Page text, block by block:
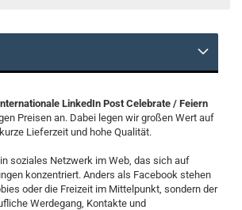
LinkedIn Post Celebrate / Feiern
Preisen an. Dabei legen wir großen Wert auf
Lieferzeit und hohe Qualität.
soziales Netzwerk im Web, das sich auf
konzentriert. Anders als Facebook stehen
oder die Freizeit im Mittelpunkt, sondern der
Werdegang, Kontakte und